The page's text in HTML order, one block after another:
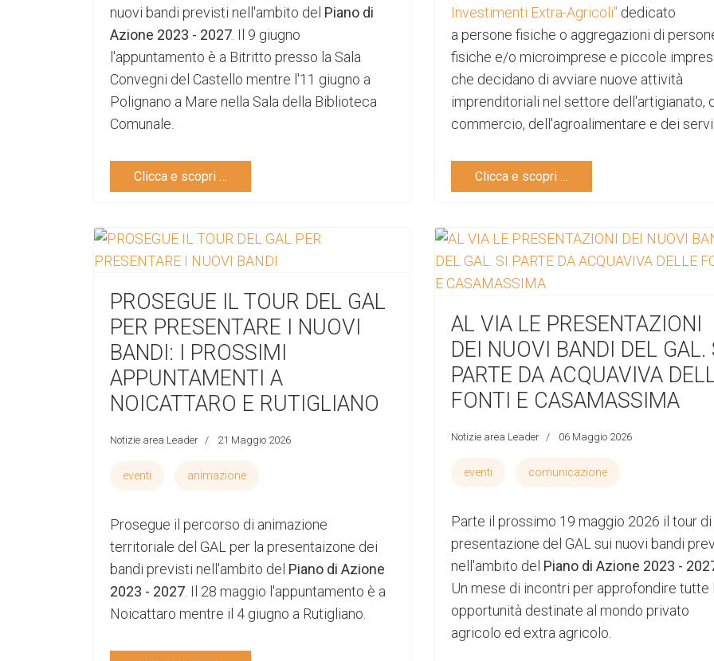
nuovi bandi previsti nell'ambito del Piano di
Azione 2023 - 2027 . Il 9 giugno
l'appuntamento è a Bitritto presso la Sala
Convegni del Castello mentre l'11 giugno a
Polignano a Mare nella Sala della Biblioteca
Comunale.
Clicca e scopri …
Investimenti Extra-Agricoli" dedicato
a persone fisiche o aggregazioni di
fisiche e/o microimprese e piccole
che decidano di avviare nuove attività
imprenditoriali nel settore dell'artigianato,
commercio, dell'agroalimentare e dei
Clicca e scopri …
PROSEGUE IL TOUR DEL GAL
PER PRESENTARE I NUOVI
BANDI: I PROSSIMI
APPUNTAMENTI A
NOICATTARO E RUTIGLIANO
Notizie area Leader 21 Maggio 2026
eventi animazione
Prosegue il percorso di animazione
territoriale del GAL per la presentaizone dei
bandi previsti nell'ambito del Piano di Azione
2023 - 2027 . Il 28 maggio l'appuntamento è a
Noicattaro mentre il 4 giugno a Rutigliano.
AL VIA LE PRESENTAZIONI
DEI NUOVI BANDI DEL GAL.
PARTE DA ACQUAVIVA
FONTI E CASAMASSIMA
Notizie area Leader 06 Maggio 2026
eventi comunicazione
Parte il prossimo 19 maggio 2026 il tour di
presentazione del GAL sui nuovi bandi
nell'ambito del Piano di Azione 2023 -
Un mese di incontri per approfondire tutte
opportunità destinate al mondo privato
agricolo ed extra agricolo.